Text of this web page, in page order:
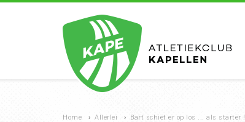
Home › Allerlei › Bart schiet er op los ... als starter !